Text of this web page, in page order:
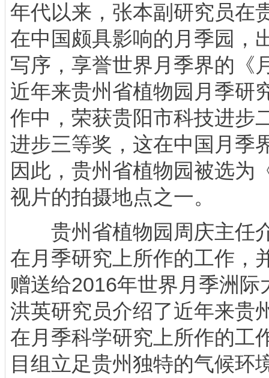
年代以来，张本副研究员在
在中国颇具影响的月季园，
写序，享誉世界月季界的《
近年来贵州省植物园月季研
作中，荣获贵阳市科技进步
进步三等奖，这在中国月季
因此，贵州省植物园被选为
视片的拍摄地点之一。
贵州省植物园周庆主任
在月季研究上所作的工作，
赠送给2016年世界月季洲际
洪英研究员介绍了近年来贵
在月季科学研究上所作的工
目组立足贵州独特的气候环